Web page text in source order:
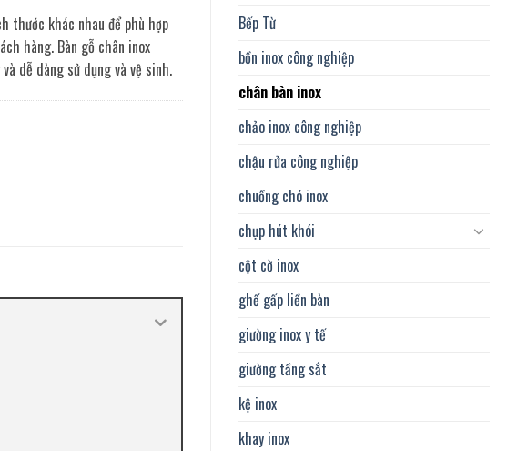
Bếp Từ
bồn inox công nghiệp
chân bàn inox
chảo inox công nghiệp
chậu rửa công nghiệp
chuồng chó inox
chụp hút khói
cột cờ inox
ghế gấp liền bàn
giường inox y tế
giường tầng sắt
kệ inox
khay inox
thước khác nhau để phù hợp
hàng. Bàn gỗ chân inox
dễ dàng sử dụng và vệ sinh.